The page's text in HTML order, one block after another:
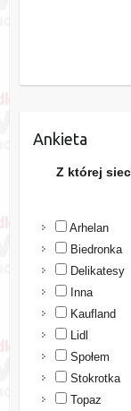
Ankieta
Z której
Arhelan
Biedronka
Delikatesy
Inna
Kaufland
Lidl
Społem
Stokrotka
Topaz